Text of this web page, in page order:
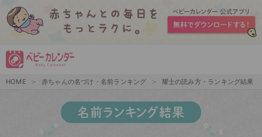
HOME 赤ちゃんの名づけ・名前ランキング 耀士の読み方・ランキング結果
名前ランキング結果